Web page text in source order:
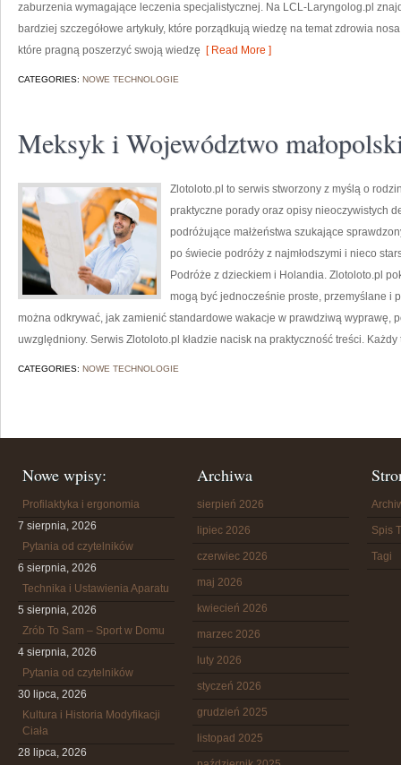
zaburzenia wymagające leczenia specjalistycznej. Na LCL-Laryngolog.pl
bardziej szczegółowe artykuły, które porządkują wiedzę na temat zdrowia
które pragną poszerzyć swoją wiedzę [ Read More ]
CATEGORIES: NOWE TECHNOLOGIE
Meksyk i Województwo
Zlotoloto.pl to serwis stworzony z myślą o
praktyczne porady oraz opisy nieoczywistych
podróżujące małżeństwa szukające
po świecie podróży z najmłodszymi i nieco
Podróże z dzieckiem i Holandia. Zlotoloto.pl
mogą być jednocześnie proste, przemyślane i
można odkrywać, jak zamienić standardowe wakacje w prawdziwą wyprawę,
uwzględniony. Serwis Zlotoloto.pl kładzie nacisk na praktyczność treści.
CATEGORIES: NOWE TECHNOLOGIE
Nowe wpisy:
Profilaktyka i ergonomia
7 sierpnia, 2026
Pytania od czytelników
6 sierpnia, 2026
Technika i Ustawienia Aparatu
5 sierpnia, 2026
Zrób To Sam – Sport w Domu
4 sierpnia, 2026
Pytania od czytelników
30 lipca, 2026
Kultura i Historia Modyfikacji
Ciała
28 lipca, 2026
Archiwa
sierpień 2026
lipiec 2026
czerwiec 2026
maj 2026
kwiecień 2026
marzec 2026
luty 2026
styczeń 2026
grudzień 2025
listopad 2025
Spis
Tagi